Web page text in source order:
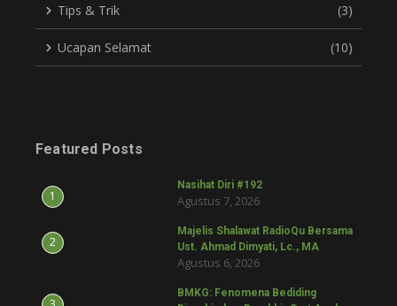
Tips & Trik (3)
Ucapan Selamat (10)
Featured Posts
1
Nasihat Diri #192
Agustus 7, 2026
2
Majelis Shalawat RadioQu Bersama
Ust. Ahmad Dimyati, Lc., MA
Agustus 6, 2026
BMKG: Fenomena Bediding